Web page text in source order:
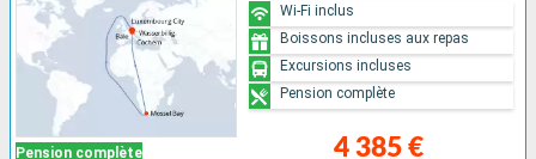
Pension complète 4 385 €
Wi-Fi inclus
Boissons incluses aux repas
Excursions incluses
Pension complète